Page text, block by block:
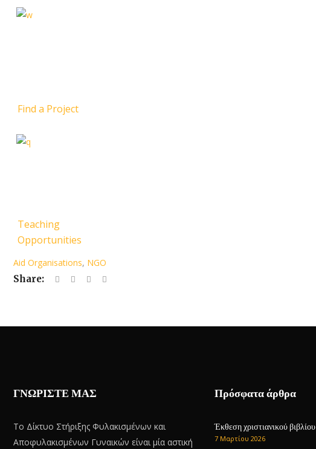
Find a Project
Teaching
Opportunities
Aid Organisations, NGO
Share:
ΓΝΩΡΙΣΤΕ ΜΑΣ
Το Δίκτυο Στήριξης Φυλακισμένων και
Αποφυλακισμένων Γυναικών είναι μία αστική
Πρόσφατα άρθρα
Έκθεση χριστιανικού βιβλίου
7 Μαρτίου 2026